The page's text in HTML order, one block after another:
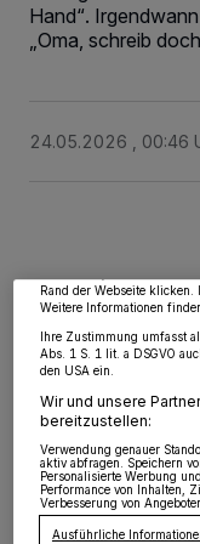
Hand“.
„Oma, schreib
24.05.2026 , 00:46
218
wieder aufrufen, um Ihre
widerrufen, indem Sie auf
Rand der Webseite klicken.
Weitere Informationen
Ihre Zustimmung umfasst
Abs. 1 S. 1 lit. a DSGVO
den USA ein.
Wir und unsere
bereitzustellen:
Verwendung genauer
aktiv abfragen. Speichern
Personalisierte Werbung
Performance von Inhalten,
Verbesserung von
Ausführliche